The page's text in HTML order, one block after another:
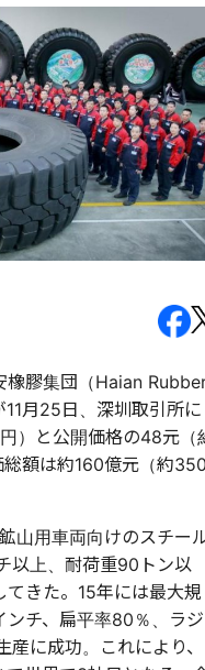
橡膠集団（Haian
月25日、深圳取引所に
）と公開価格の48元（
額は約160億元（約
山用車両向けのスチー
以上、耐荷重90トン以
てきた。15年には最大規
チ、扁平率80％、ラジ
に成功。これにより、